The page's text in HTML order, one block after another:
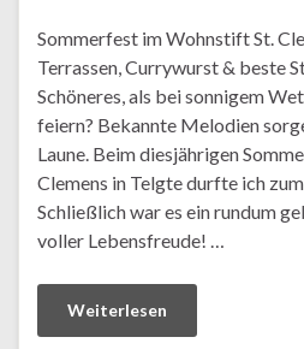
Sommerfest im Wohnstift St.
Terrassen, Currywurst & beste
Schöneres, als bei sonnigem
feiern? Bekannte Melodien
Laune. Beim diesjährigen
Clemens in Telgte durfte ich
Schließlich war es ein rundum
voller Lebensfreude! …
Weiterlesen